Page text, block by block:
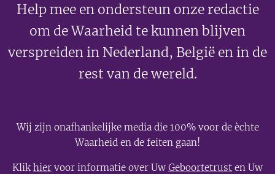
Help mee en ondersteun onze redactie
om de Waarheid te kunnen blijven
verspreiden in Nederland, België en in de
rest van de wereld.
Wij zijn onafhankelijke media die 100% voor de èchte
Waarheid en de feiten gaan!
Klik hier voor informatie over Uw Geboortetrust en Uw